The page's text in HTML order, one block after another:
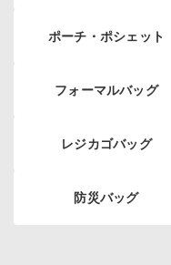
ポーチ・ポシェット
フォーマルバッグ
レジカゴバッグ
防災バッグ